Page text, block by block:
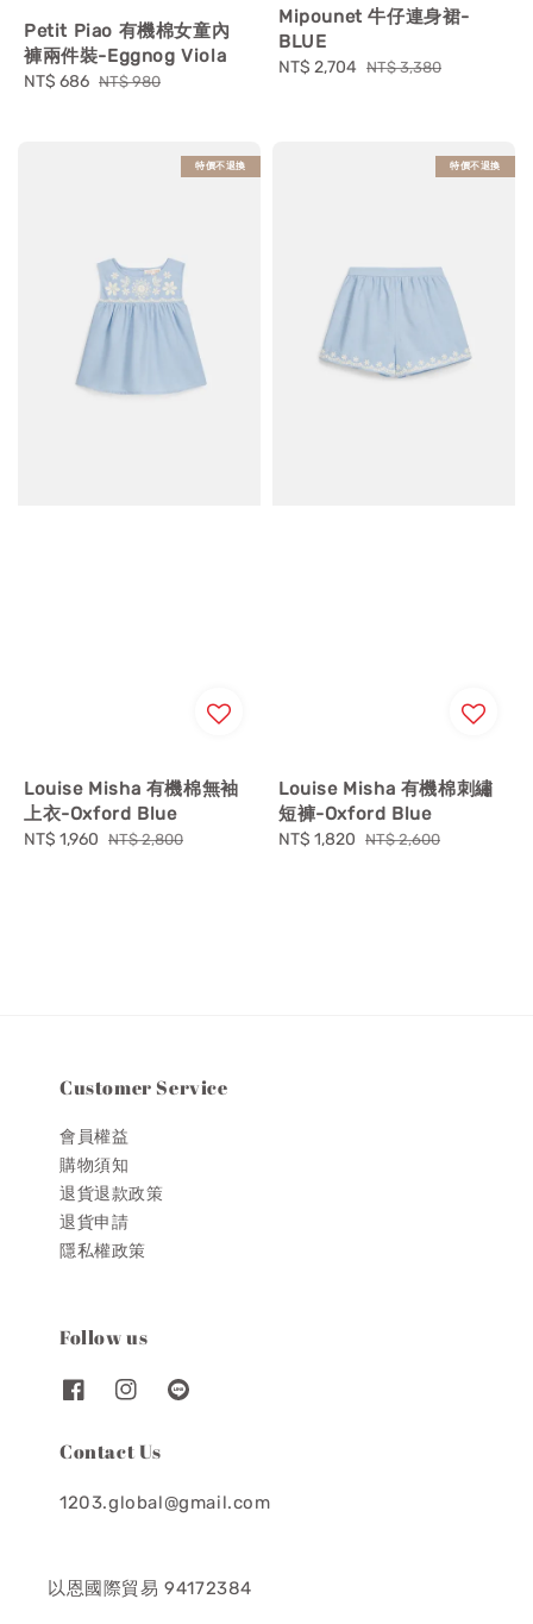
Petit Piao 有機棉女童內
褲兩件裝-Eggnog Viola
Sale
NT$ 686 Regular
NT$ 980
Mipounet 牛仔連身裙-
BLUE
Sale
NT$ 2,704 Regular
NT$ 3,380
特價不退換
Louise Misha 有機棉無袖
上衣-Oxford Blue
Sale
NT$ 1,960 Regular
NT$ 2,800
特價不退換
Louise Misha 有機棉刺繡
短褲-Oxford Blue
Sale
NT$ 1,820 Regular
NT$ 2,600
Customer Service
會員權益
購物須知
退貨退款政策
退貨申請
隱私權政策
Follow us
Contact Us
1203.global@gmail.com
以恩國際貿易 94172384